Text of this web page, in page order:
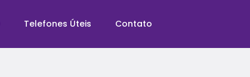
Telefones Úteis Contato